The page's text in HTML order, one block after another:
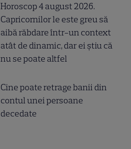
Horoscop 4 august 2026.
Capricornilor le este greu să
aibă răbdare într-un context
atât de dinamic, dar ei știu că
nu se poate altfel
Cine poate retrage banii din
contul unei persoane
decedate